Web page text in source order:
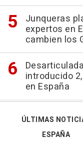
Junqueras
expertos en
cambien los
introducido
en España
ÚLTIMAS
ESPAÑA